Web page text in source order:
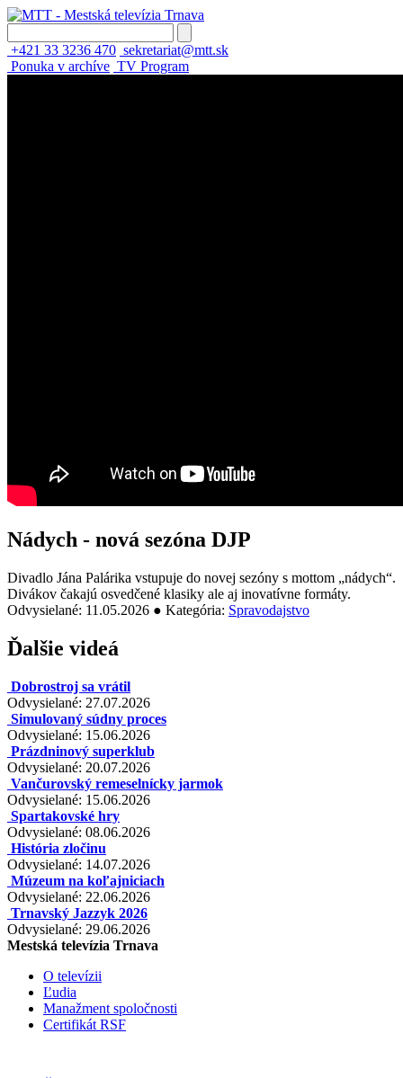
+421 33 3236 470 sekretariat@mtt.sk
Ponuka v archíve TV Program
Nádych - nová sezóna DJP
Divadlo Jána Palárika vstupuje do novej sezóny s mottom „nádych“.
Divákov čakajú osvedčené klasiky ale aj inovatívne formáty.
Odvysielané: 11.05.2026 ● Kategória: Spravodajstvo
Ďalšie videá
Dobrostroj sa vrátil
Odvysielané: 27.07.2026
Simulovaný súdny proces
Odvysielané: 15.06.2026
Prázdninový superklub
Odvysielané: 20.07.2026
Vančurovský remeselnícky jarmok
Odvysielané: 15.06.2026
Spartakovské hry
Odvysielané: 08.06.2026
História zločinu
Odvysielané: 14.07.2026
Múzeum na koľajniciach
Odvysielané: 22.06.2026
Trnavský Jazzyk 2026
Odvysielané: 29.06.2026
Mestská televízia Trnava
O televízii
Ľudia
Manažment spoločnosti
Certifikát RSF